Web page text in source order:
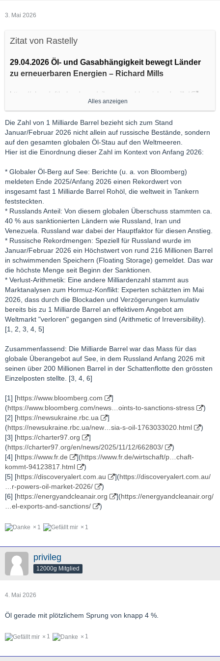
3. Mai 2026
Zitat von Rastelly
29.04.2026 Öl- und Gasabhängigkeit bewegt Länder
zu erneuerbaren Energien – Richard Mills
https://aheadoftheherd.com/oil…renewables-richard-mills/
Trotz Trumps Versprechen eines schnellen Abzugs hat sich der
Krieg im Iran auf zwei Monate ausgedehnt, wobei die
Schließung der Straße von Hormus den schlimmsten
Ölversorgungsschock seit dem OPEC-Embargo von 1973
verursacht hat.
dem Nahen Osten abhängig sind, haben Schwierigkeiten,
genügend Barrel und Gigajoule zu beschaffen, um ihre
Wirtschaft am Laufen zu halten.
Laut der Zeitung „The Globe and Mail“
die Philippinen die Arbeitswoche für Beamte auf vier Tage
verkürzt, Bangladesch hat Universitäten geschlossen, und
verschiedene Länder haben aufgrund der Energieknappheit
Homeoffice für Staatsbedienstete angeordnet und die
Klimaanlagen in öffentlichen Gebäuden eingeschränkt.
Fluggesellschaften in ganz Asien reduzieren ihre Flugpläne, da
ihnen Kerosin fehlt.
„Viele Länder erkennen jetzt, wie stark sie einem Energieschock
ausgesetzt sind“, sagte Andrew Botterill, globaler Leiter der
Finanzberatung für Energie, Rohstoffe und Industrie bei
Deloitte.
Ed Crooks, stellvertretender Vorsitzender der Amerika-Abteilung
des Rohstoffberatungsunternehmens Wood Mackenzie, erklärt:
der Energiesicherheit geben, genau wie nach dem Einmarsch
Russlands in die Ukraine im Jahr 2022.“
Die Neubewertung dürfte eine Beschleunigung der globalen
Bewegung hin zu Elektrifizierung und Dekarbonisierung mit sich
unbestritten ist, dass ihre Einbindung in den Energiemix eines
Landes die Abhängigkeit von Öl und Gas verringert.
Die prognostizierte Ölnachfrage dürfte zum ersten Mal seit
Beginn der Pandemie sinken, und zwar aufgrund dessen, was
dieInternationale Energieagentur als
Ölangebotsschock der Geschichte“ bezeichnet.
Blogger Chris Martenson meint
: „Der schlimmste
Energieschock aller Zeiten ist viel gravierender, als man denkt.“
Er fügt hinzu, dass sich der Energieschock noch verschärfen
werde, „selbst wenn der Iran-Konflikt wie durch ein Wunder jetzt
sofort beendet würde“.
Unter Berufung auf eine Analyse von Goldman Sachs, die im
Martenson an, dass täglich 14,5 Millionen Barrel Öl und
Monat und 870 Millionen Barrel in den ersten beiden
Alles anzeigen
Die Zahl von 1 Milliarde Barrel bezieht sich zum Stand
Januar/Februar 2026 nicht allein auf russische Bestände, sondern
auf den gesamten globalen Öl-Stau auf den Weltmeeren.
Hier ist die Einordnung dieser Zahl im Kontext von Anfang 2026:
* Globaler Öl-Berg auf See: Berichte (u. a. von Bloomberg)
meldeten Ende 2025/Anfang 2026 einen Rekordwert von
insgesamt fast 1 Milliarde Barrel Rohöl, die weltweit in Tankern
feststeckten.
* Russlands Anteil: Von diesem globalen Überschuss stammten ca.
40 % aus sanktionierten Ländern wie Russland, Iran und
Venezuela. Russland war dabei der Hauptfaktor für diesen Anstieg.
* Russische Rekordmengen: Speziell für Russland wurde im
Januar/Februar 2026 ein Höchstwert von rund 216 Millionen Barrel
in schwimmenden Speichern (Floating Storage) gemeldet. Das war
die höchste Menge seit Beginn der Sanktionen.
* Verlust-Arithmetik: Eine andere Milliardenzahl stammt aus
Marktanalysen zum Hormuz-Konflikt: Experten schätzten im Mai
2026, dass durch die Blockaden und Verzögerungen kumulativ
bereits bis zu 1 Milliarde Barrel an effektivem Angebot am
Weltmarkt "verloren" gegangen sind (Arithmetic of Irreversibility).
[1, 2, 3, 4, 5]
Zusammenfassend: Die Milliarde Barrel war das Mass für das
globale Überangebot auf See, in dem Russland Anfang 2026 mit
seinen über 200 Millionen Barrel in der Schattenflotte den grössten
Einzelposten stellte. [3, 4, 6]
[1] [https://www.bloomberg.com
]
(https://www.bloomberg.com/news…oints-to-sanctions-stress
)
[2] [https://newsukraine.rbc.ua
]
(https://newsukraine.rbc.ua/new…sia-s-oil-1763033020.html
)
[3] [https://charter97.org
]
(https://charter97.org/en/news/2025/11/12/662803/
)
[4] [https://www.fr.de ](https://www.fr.de/wirtschaft/p…chaft-
kommt-94123817.html
)
[5] [https://discoveryalert.com.au ](https://discoveryalert.com.au/
…r-powers-oil-market-2026/
)
[6] [https://energyandcleanair.org ](https://energyandcleanair.org/
…el-exports-and-sanctions/
)
1 1
privileg
12000g Mitglied
4. Mai 2026
Öl gerade mit plötzlichem Sprung von knapp 4 %.
1 1